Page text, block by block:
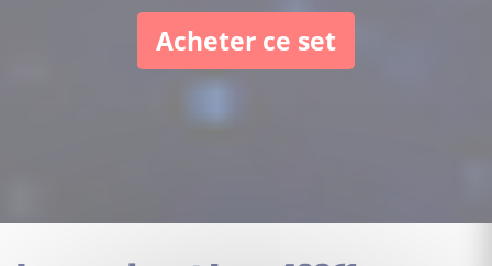
Acheter ce set